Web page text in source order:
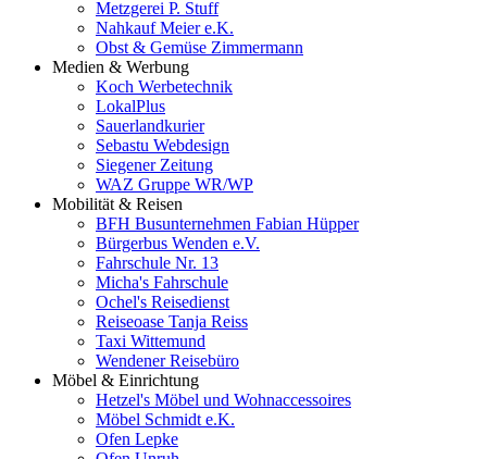
Metzgerei P. Stuff
Nahkauf Meier e.K.
Obst & Gemüse Zimmermann
Medien & Werbung
Koch Werbetechnik
LokalPlus
Sauerlandkurier
Sebastu Webdesign
Siegener Zeitung
WAZ Gruppe WR/WP
Mobilität & Reisen
BFH Busunternehmen Fabian Hüpper
Bürgerbus Wenden e.V.
Fahrschule Nr. 13
Micha's Fahrschule
Ochel's Reisedienst
Reiseoase Tanja Reiss
Taxi Wittemund
Wendener Reisebüro
Möbel & Einrichtung
Hetzel's Möbel und Wohnaccessoires
Möbel Schmidt e.K.
Ofen Lepke